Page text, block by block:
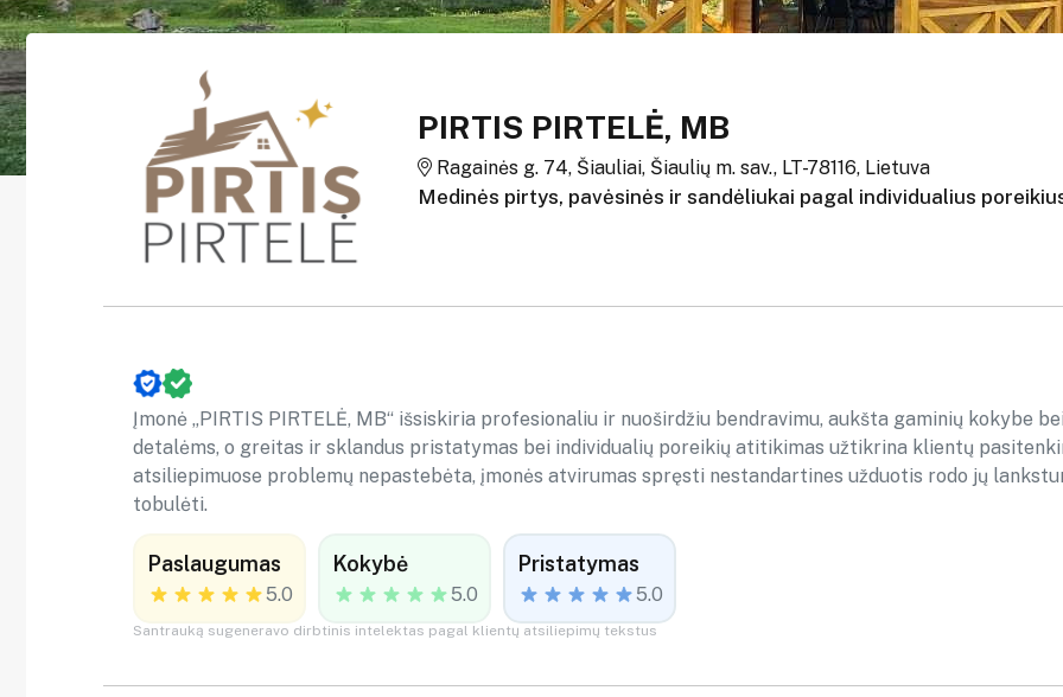
PIRTIS PIRTELĖ, MB
Ragainės g. 74, Šiauliai, Šiaulių m. sav., LT-78116, Lietuva
Medinės pirtys, pavėsinės ir sandėliukai pagal individualius
Įmonė „PIRTIS PIRTELĖ, MB“ išsiskiria profesionaliu ir nuoširdžiu bendravimu, aukšta gaminių kokybe
detalėms, o greitas ir sklandus pristatymas bei individualių poreikių atitikimas užtikrina klientų
atsiliepimuose problemų nepastebėta, įmonės atvirumas spręsti nestandartines užduotis rodo jų
tobulėti.
Paslaugumas
5.0
Kokybė
5.0
Pristatymas
5.0
Santrauką sugeneravo dirbtinis intelektas pagal klientų atsiliepimų tekstus